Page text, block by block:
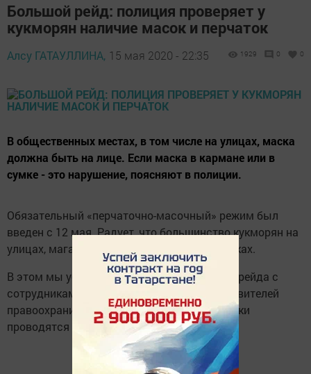
Большой рейд: полиция проверяет у
кукморян наличие масок и перчаток
Алсу ГАТАУЛЛИНА, 15 мая 2020 - 22:35 1929 0 0
В общественных местах, в том числе на улицах, маска
должна быть на лице. Если маска в кармане или в
сумке - это нарушение, поясняют в полиции.
Обязательный «перчаточно-масочный» режим был
введен с 12 мая. Радует, что большинство кукморян на
улицах, магазинах ходят в масках и перчатках.
В этом мы убедились во время очередного рейда с
сотрудниками полиции. По словам представителей
правоохранительных органов, такие проверки
проводятся ежедневно.